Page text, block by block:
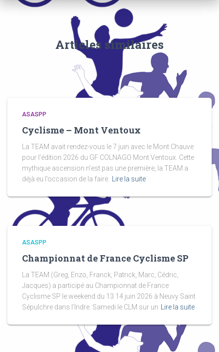
Articles similaires
ASASPP
Cyclisme – Mont Ventoux
La TEAM avait rendez-vous le 7 juin avec le Mont Chauve
pour l’édition 2026 du GF COLNAGO Mont Ventoux. Cette
mythique ascension n’est pas une première, la TEAM a
déjà eu l’occasion de la faire.
Lire la suite
ASASPP
Championnat de France Cyclisme SP
La TEAM (Greg, Enzo, Franck, Patrick, Marc, Cédric,
Jacques) a participé au Championnat de France
Cyclisme SP le weekend du 13 14 juin 2026 à Neuvy Saint
Sépulchre dans l’Indre. Samedi le CLM sur un
Lire la suite